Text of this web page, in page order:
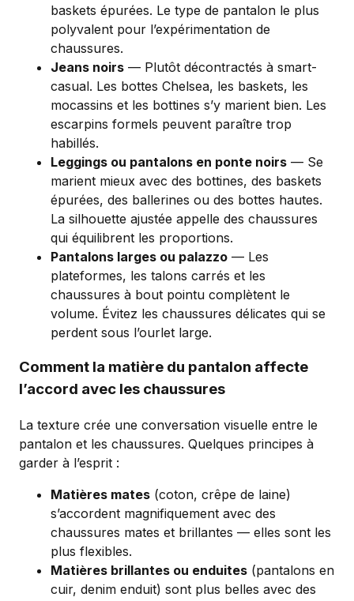
baskets épurées. Le type de pantalon le plus
polyvalent pour l’expérimentation de
chaussures.
Jeans noirs — Plutôt décontractés à smart-
casual. Les bottes Chelsea, les baskets, les
mocassins et les bottines s’y marient bien. Les
escarpins formels peuvent paraître trop
habillés.
Leggings ou pantalons en ponte noirs — Se
marient mieux avec des bottines, des baskets
épurées, des ballerines ou des bottes hautes.
La silhouette ajustée appelle des chaussures
qui équilibrent les proportions.
Pantalons larges ou palazzo — Les
plateformes, les talons carrés et les
chaussures à bout pointu complètent le
volume. Évitez les chaussures délicates qui se
perdent sous l’ourlet large.
Comment la matière du pantalon affecte
l’accord avec les chaussures
La texture crée une conversation visuelle entre le
pantalon et les chaussures. Quelques principes à
garder à l’esprit :
Matières mates (coton, crêpe de laine)
s’accordent magnifiquement avec des
chaussures mates et brillantes — elles sont les
plus flexibles.
Matières brillantes ou enduites (pantalons en
cuir, denim enduit) sont plus belles avec des